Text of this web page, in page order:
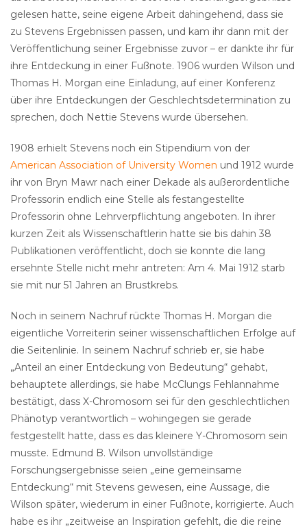
gelesen hatte, seine eigene Arbeit dahingehend, dass sie
zu Stevens Ergebnissen passen, und kam ihr dann mit der
Veröffentlichung seiner Ergebnisse zuvor – er dankte ihr für
ihre Entdeckung in einer Fußnote. 1906 wurden Wilson und
Thomas H. Morgan eine Einladung, auf einer Konferenz
über ihre Entdeckungen der Geschlechtsdetermination zu
sprechen, doch Nettie Stevens wurde übersehen.
1908 erhielt Stevens noch ein Stipendium von der
American Association of University Women und 1912 wurde
ihr von Bryn Mawr nach einer Dekade als außerordentliche
Professorin endlich eine Stelle als festangestellte
Professorin ohne Lehrverpflichtung angeboten. In ihrer
kurzen Zeit als Wissenschaftlerin hatte sie bis dahin 38
Publikationen veröffentlicht, doch sie konnte die lang
ersehnte Stelle nicht mehr antreten: Am 4. Mai 1912 starb
sie mit nur 51 Jahren an Brustkrebs.
Noch in seinem Nachruf rückte Thomas H. Morgan die
eigentliche Vorreiterin seiner wissenschaftlichen Erfolge auf
die Seitenlinie. In seinem Nachruf schrieb er, sie habe
„Anteil an einer Entdeckung von Bedeutung“ gehabt,
behauptete allerdings, sie habe McClungs Fehlannahme
bestätigt, dass X-Chromosom sei für den geschlechtlichen
Phänotyp verantwortlich – wohingegen sie gerade
festgestellt hatte, dass es das kleinere Y-Chromosom sein
musste. Edmund B. Wilson unvollständige
Forschungsergebnisse seien „eine gemeinsame
Entdeckung“ mit Stevens gewesen, eine Aussage, die
Wilson später, wiederum in einer Fußnote, korrigierte. Auch
habe es ihr „zeitweise an Inspiration gefehlt, die die reine